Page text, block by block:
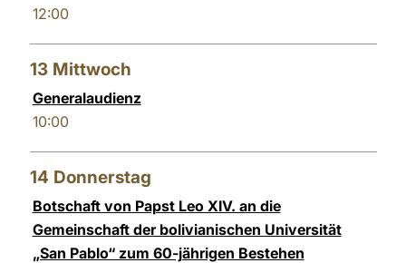
12:00
13 Mittwoch
Generalaudienz
10:00
14 Donnerstag
Botschaft von Papst Leo XIV. an die
Gemeinschaft der bolivianischen Universität
„San Pablo“ zum 60-jährigen Bestehen